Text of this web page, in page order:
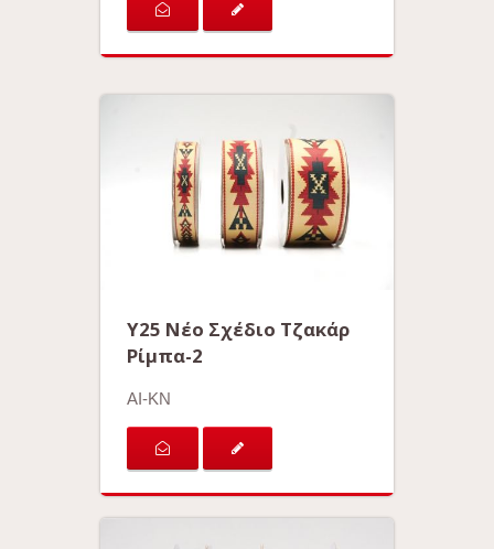
Y25 Νέο Σχέδιο Τζακάρ
Ρίμπα-2
AI-KN